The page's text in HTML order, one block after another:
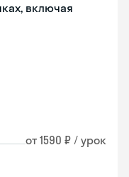
включая
от 1590 ₽ / урок